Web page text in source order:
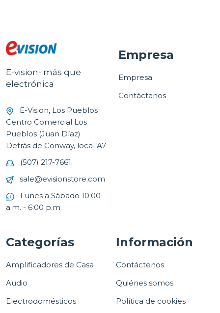
E-vision- más que
electrónica
E-Vision, Los Pueblos
Centro Comercial Los
Pueblos (Juan Díaz)
Detrás de Conway, local A7
(507) 217-7661
sale@evisionstore.com
Lunes a Sábado 10:00
a.m. - 6:00 p.m.
Empresa
Empresa
Contáctanos
Categorías
Amplificadores de Casa
Audio
Electrodomésticos
Información
Contáctenos
Quiénes somos
Política de cookies